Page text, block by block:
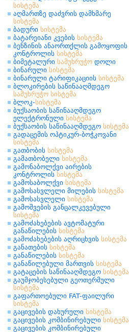
სისტემა
აღმართზე დაძვრის დამხმარე
სისტემა
ბადური სისტემა
ბატარეიანი კვების სისტემა
ბენზინის ანაორთქლის გამოყოფის
კონტროლის სისტემა
ბიმეტალური სამუხრუჭო დოლი
ბინარული სისტემა
ბინარული ტარიფიკაციის სისტემა
ბლოკირების საწინააღმდეგო
სამუხრუჭო სისტემა
ბლოკ-სისტემა
ბუქსაობის საწინააღმდეგო
ელექტრონული სისტემა
ბუქსაობის საწინააღმდეგო სისტემა
გადაცემის ოპტიკურ-ბოჭკოვანი
სისტემა
გათბობის სისტემა
გამათბობელი სისტემა
გამონაბოლქვი აირების
კონტროლის სისტემა
გამოსაბოლქვი სისტემა
გამოსასვლელი მილების სისტემა
გამოსასვლელი სისტემა
გამოშვების განცალკევებული
სისტემა
გამოძახებების ავტომატური
განაწილების სისტემა
გამოძახებების აღრიცხვის სისტემა
განათების სისტემა
განაწილების სისტემა
განაწილებული მართვის სისტემა
გატაცების საწინააღმდეგო სისტემა
გაუმჯობესებული გეოთერმული
სისტემა
გაფართოებული FAT-ფაილური
სისტემა
გაცივების დახურული სისტემა
გაცივების კომბინირებული სისტემა
გაცივების კომბინირებული